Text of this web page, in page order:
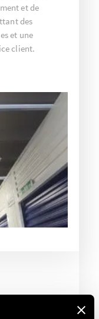
et de
des
et une
client.